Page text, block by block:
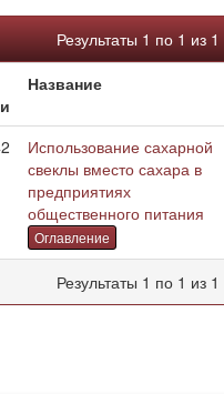
Результаты 1 по 1 из 1
Название
Использование сахарной
свеклы вместо сахара в
предприятиях
общественного питания
Оглавление
Результаты 1 по 1 из 1